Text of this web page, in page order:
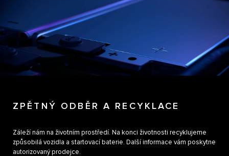
ZPĚTNÝ ODBĚR A RECYKLACE
Záleží nám na životním prostředí. Na konci životnosti recyklujeme
způsobilá vozidla a startovací baterie. Další informace vám poskytne
autorizovaný prodejce.